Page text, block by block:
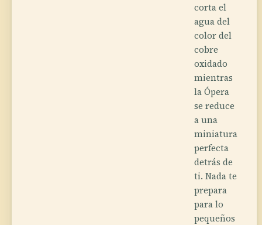
corta el
agua del
color del
cobre
oxidado
mientras
la Ópera
se reduce
a una
miniatura
perfecta
detrás de
ti. Nada te
prepara
para lo
pequeños